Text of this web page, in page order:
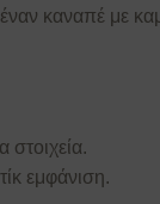
καναπέ με
εμφάνιση.